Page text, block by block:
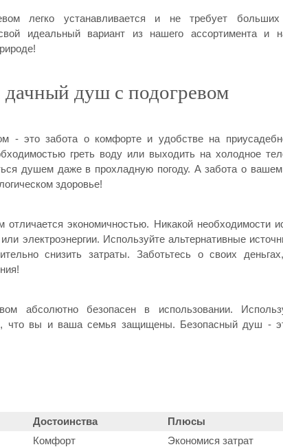
легко устанавливается и не требует
идеальный вариант из нашего ассортимента и
душ с подогревом
- это забота о комфорте и удобстве на
греть воду или выходить на холодное
душем даже в прохладную погоду. А забота о
здоровье!
экономичностью. Никакой необходимости
электроэнергии. Используйте альтернативные
снизить затраты. Заботьтесь о своих
абсолютно безопасен в использовании.
что вы и ваша семья защищены. Безопасный душ -
Достоинства
Плюсы
Комфорт Экономися затрат